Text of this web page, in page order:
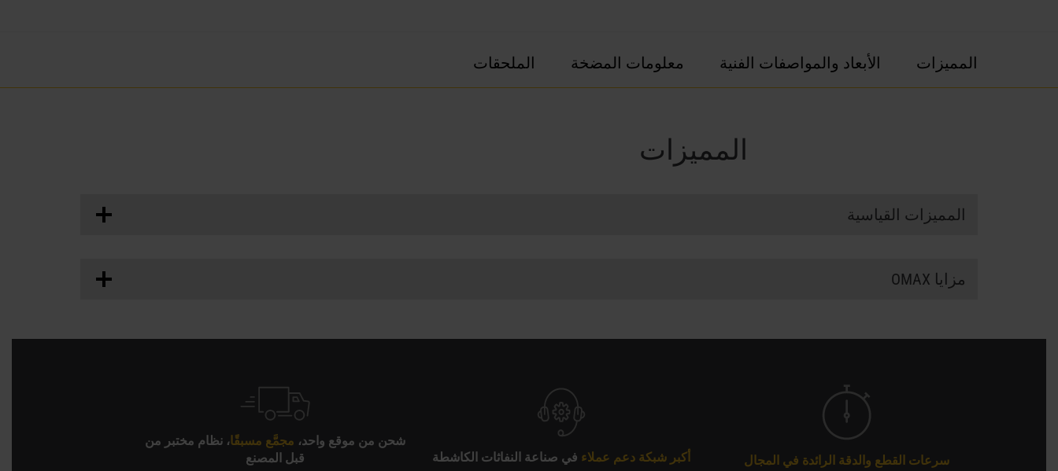
المميزات الأبعاد والمواصفات الفنية معلومات المضخة الملحقات
المميزات
المميزات القياسية
وحدة تحكم حاسوبية قوية ومتكاملة "الكل في واحد" مزودة بشاشة كبيرة مقاس 23 بوصةمزايا OMAX
تقوم بالتشكيل الآلي لمجموعة واسعة من المواد والسماكات، بدءًا من المعادن والمركبات ووصولاً إلى الزجاج والبلاستيك
سرعات القطع والدقة الرائدة في المجال أكبر شبكة دعم عملاء في صناعة النفاثات الكاشطة
شحن من موقع واحد، مجمَّع مسبقًا ، نظام مختبر من
قبل المصنع